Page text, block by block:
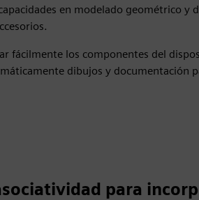
en modelado geométrico y
fácilmente los componentes del
dibujos y documentación
para